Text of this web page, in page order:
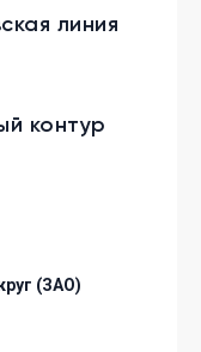
линия
контур
(ЗАО)